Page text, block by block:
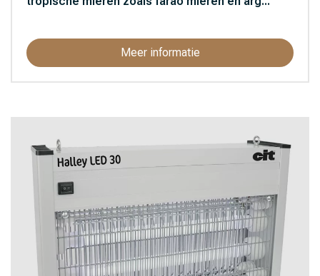
Meer informatie